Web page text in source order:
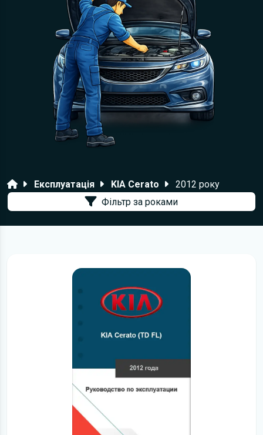
ГоловнаЕксплуатація KIA Cerato
2012 року
Фільтр за роками